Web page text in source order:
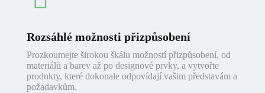
Rozsáhlé možnosti přizpůsobení
Prozkoumejte širokou škálu možností přizpůsobení, od
materiálů a barev až po designové prvky, a vytvořte
produkty, které dokonale odpovídají vašim představám a
požadavkům.